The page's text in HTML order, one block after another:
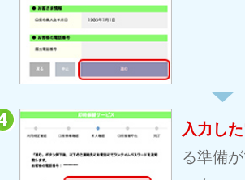
入力し
る準備